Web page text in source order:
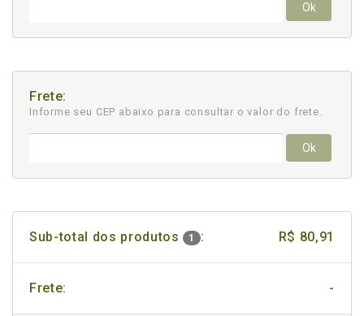
Ok
Frete:
Informe seu CEP abaixo para consultar o valor do frete.
Ok
Sub-total dos produtos 1 : R$ 80,91
Frete: -